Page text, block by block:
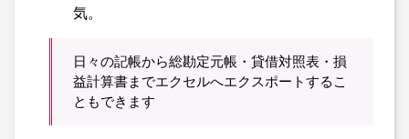
気。
日々の記帳から総勘定元帳・貸借対照表・損
益計算書までエクセルへエクスポートするこ
ともできます